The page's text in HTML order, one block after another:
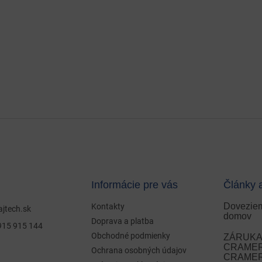
915 144
Informácie pre vás
Kontakty
Doprava a platba
Obchodné podmienky
Ochrana osobných údajov
Články
domov